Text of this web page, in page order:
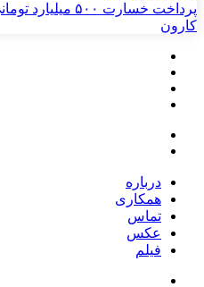
پرداخت خسارت
کارون
درباره
همکاری
تماس
عکس
فیلم